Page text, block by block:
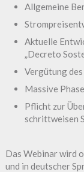
Allgemeine
Aktuelle
„Decreto
Vergütung
Massive
Pflicht zur
schrittweisen
Das Webinar wird
und in deutscher